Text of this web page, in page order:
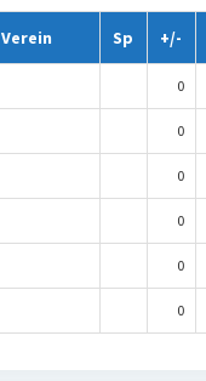
Verein Sp +/-
0
0
0
0
0
0